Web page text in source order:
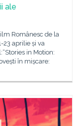
ale
Românesc de la
23 aprilie și va
in Motion:
în mișcare: